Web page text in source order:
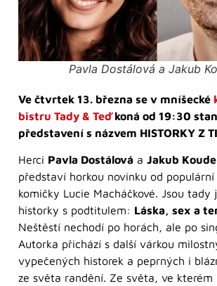
Pavla Dostálová a Jakub
Ve čtvrtek 13. března se v mníšecké
bistru Tady & Teďkoná od 19:30
představení s názvem HISTORKY Z
Herci Pavla Dostálová a Jakub
představí horkou novinku od
komičky Lucie Macháčkové. Jsou tady
historky s podtitulem: Láska, sex a
Neštěstí nechodí po horách, ale po
Autorka přichází s další várkou
vypečených historek a peprných i
ze světa randění. Ze světa, ve kterém